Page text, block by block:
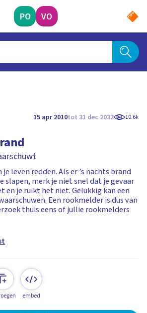
PO VO
15 apr 2010tot 31 dec 2032 10.6k
leven redden. Als er ’s nachts brand
merk je niet snel dat je gevaar
en je ruikt het niet. Gelukkig kan een
Een rookmelder is dus van
thuis eens of jullie rookmelders
embed